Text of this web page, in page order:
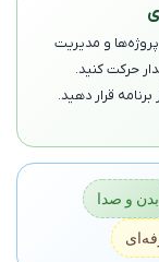
و مدیریت
حرکت کنید.
قرار دهید.
بدن و صدا